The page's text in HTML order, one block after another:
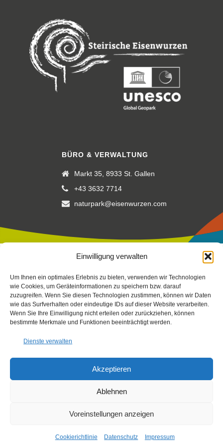
Einwilligung verwalten
Um Ihnen ein optimales Erlebnis zu bieten, verwenden wir Technologien
wie Cookies, um Geräteinformationen zu speichern bzw. darauf
zuzugreifen. Wenn Sie diesen Technologien zustimmen, können wir Daten
wie das Surfverhalten oder eindeutige IDs auf dieser Website verarbeiten.
Wenn Sie Ihre Einwilligung nicht erteilen oder zurückziehen, können
bestimmte Merkmale und Funktionen beeinträchtigt werden.
Dienste verwalten
Akzeptieren
Ablehnen
Voreinstellungen anzeigen
Cookierichtlinie Datenschutz Impressum
BÜRO & VERWALTUNG
Markt 35, 8933 St. Gallen
+43 3632 7714
naturpark@eisenwurzen.com
Fotos:Stefan Leitner-Gesaeuse,TV Gesäuse Stefan Leitner
mit Unterstützung von Bund, Land Steiermark und der
Europäischen Union (LEADER), Verein Arche Noah, Peterherr,
Scheucher, Sattler, Nachbagauer, NUP EIS